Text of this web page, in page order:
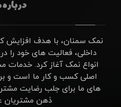
درباره
نمک سمنان، با هدف
داخلی، فعالیت های خود را
انواع نمک آغاز کرد. خدمات
اصلی کسب و کار ما است و
های ما برای جلب رضایت
ذهن مشتریان